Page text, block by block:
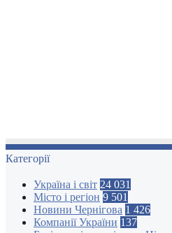
Категорії
Україна і світ 24 031
Місто і регіон 9 501
Новини Чернігова 1 426
Компанії України 137